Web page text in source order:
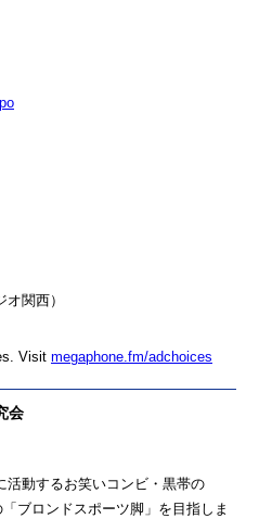
オ関西）
Visit megaphone.fm/adchoices
会
活動するお笑いコンビ・黒帯の
ブロンドスポーツ脚」を目指しま